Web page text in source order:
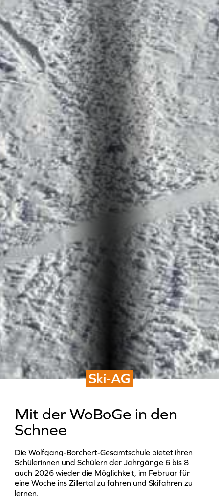
Ski-AG
Mit der WoBoGe in den
Schnee
Die Wolfgang-Borchert-Gesamtschule bietet ihren
Schülerinnen und Schülern der Jahrgänge 6 bis 8
auch 2026 wieder die Möglichkeit, im Februar für
eine Woche ins Zillertal zu fahren und Skifahren zu
lernen.